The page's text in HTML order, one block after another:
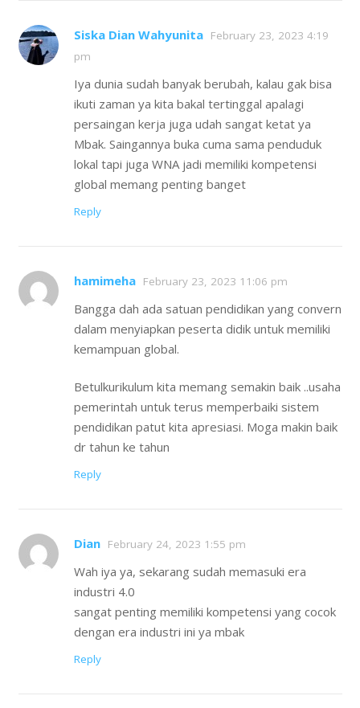
Siska Dian Wahyunita February 23, 2023 4:19
pm
Iya dunia sudah banyak berubah, kalau gak bisa
ikuti zaman ya kita bakal tertinggal apalagi
persaingan kerja juga udah sangat ketat ya
Mbak. Saingannya buka cuma sama penduduk
lokal tapi juga WNA jadi memiliki kompetensi
global memang penting banget
Reply
hamimeha February 23, 2023 11:06 pm
Bangga dah ada satuan pendidikan yang convern
dalam menyiapkan peserta didik untuk memiliki
kemampuan global.
Betulkurikulum kita memang semakin baik ..usaha
pemerintah untuk terus memperbaiki sistem
pendidikan patut kita apresiasi. Moga makin baik
dr tahun ke tahun
Reply
Dian February 24, 2023 1:55 pm
Wah iya ya, sekarang sudah memasuki era
industri 4.0
sangat penting memiliki kompetensi yang cocok
dengan era industri ini ya mbak
Reply